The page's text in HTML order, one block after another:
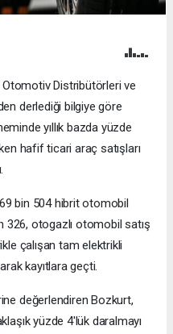
Distribütörleri ve
derlediği bilgiye göre
yıllık bazda yüzde
hafif ticari araç satışları
bin 504 hibrit otomobil
326, otogazlı otomobil satış
çalışan tam elektrikli
kayıtlara geçti.
değerlendiren Bozkurt,
yüzde 4'lük daralmayı